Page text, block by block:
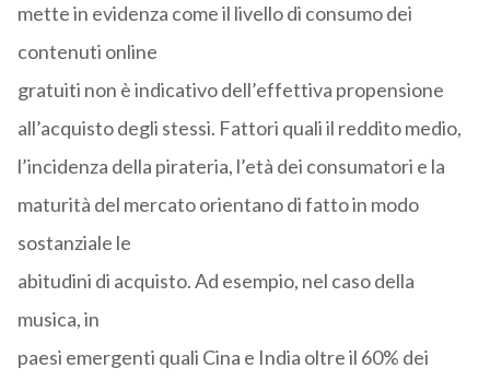
mette in evidenza come il livello di consumo dei
contenuti online
gratuiti non è indicativo dell’effettiva propensione
all’acquisto degli stessi. Fattori quali il reddito medio,
l’incidenza della pirateria, l’età dei consumatori e la
maturità del mercato orientano di fatto in modo
sostanziale le
abitudini di acquisto. Ad esempio, nel caso della
musica, in
paesi emergenti quali Cina e India oltre il 60% dei